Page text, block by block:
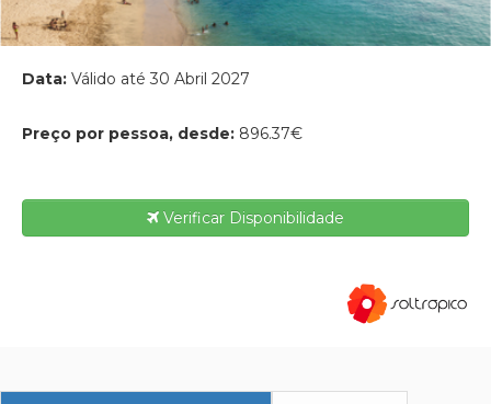
Data: Válido até 30 Abril 2027
Preço por pessoa, desde: 896.37€
Verificar Disponibilidade